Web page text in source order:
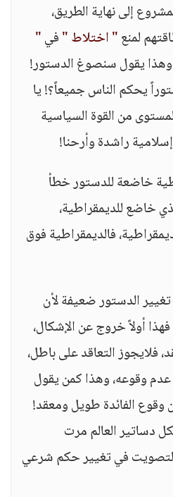
إلى نهاية الطريق،
لمنع" اختلاط "في"
يقول سنصوغ الدستور!
يحكم الناس جميعاً؟! يا
من القوة السياسية
راشدة وأرحنا!
خاضعة للدستور خطأ
خاضع للديمقراطية،
فالديمقراطية فوق
الدستور ضعيفة لأن
أولاً خروج عن الإشكال،
فلايجوز التعاقد على باطل،
وقوعه، وهذا كمن يقول
وقوع الفائدة طويل ومعقد!
دساتير العالم مرت
التصويت في تغيير حكم شرعي